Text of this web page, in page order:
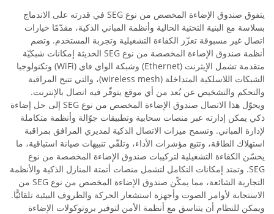
يتفوق صندوق الإضاءة المخصص من نوع SEG في قدرته على الاندماج
بسلاسة مع البنية التحتية الحالية وأنظمة المباني الذكية، مقدّمًا خيارات
اتصال غير مسبوقة تعزّز الكفاءة التشغيلية وتجربة المستخدم. وتضم
أنظمة صندوق الإضاءة المخصصة من نوع SEG الحديثة إمكانات شبكيّة
متقدمة تشمل الإيثرنت (Ethernet) وشبكة الواي فاي (WiFi) وتكنولوجيا
الشبكات اللاسلكية المتداخلة (wireless mesh)، والتي تتيح المراقبة
والتحكم والتشخيص عن بُعد من أي موقع يتوفّر فيه اتصال بالإنترنت.
ويحوّل هذا الاتصال صندوق الإضاءة المخصص من نوع SEG إلى حل إضاءة
ذكي يمكن إدارته عبر منصات سحابية وتطبيقات جوّالة وأنظمة متكاملة
لإدارة المباني. وتسمح ميزات الاتصال الذكية لمديري المرافق بمراقبة
استهلاك الطاقة، وتتبع مؤشرات الأداء، وتلقّي تنبيهات صيانة استباقية، ما
يحسّن الكفاءة التشغيلية لتركيبات صندوق الإضاءة المخصصة من نوع
SEG. وتمتد إمكانات التكامل لتشمل منصات أتمتة المنازل الذكية والأنظمة
التجارية الشائعة، مما يمكّن صندوق الإضاءة المخصص من نوع SEG من
الاستجابة لأوامر الصوت وأجهزة استشعار الحركة والظروف البيئية تلقائيًّا.
ويمكن للنظام أن يتناسق مع أنظمة الأمن لتوفير بروتوكولات الإضاءة